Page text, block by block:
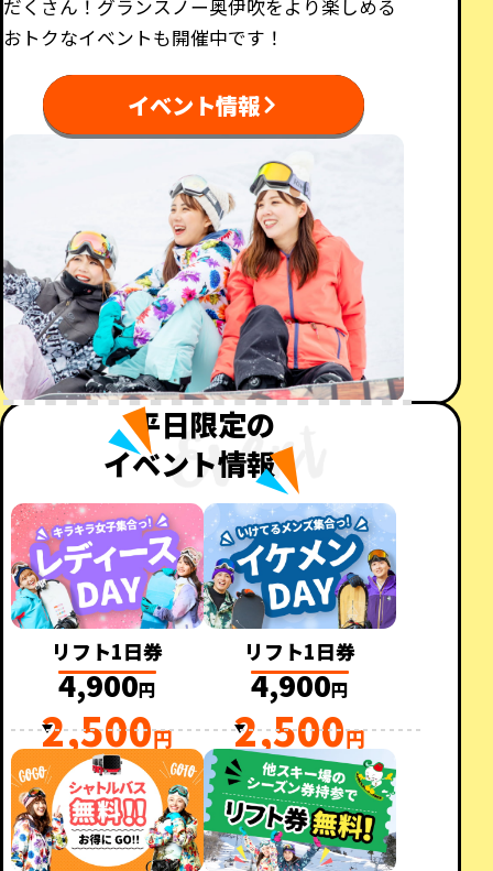
だくさん！グランスノー奥伊吹をより楽しめる
おトクなイベントも開催中です！
イベント情報
平日限定の
イベント情報！
リフト1日券
4,900円
2,500円
リフト1日券
4,900円
2,500円